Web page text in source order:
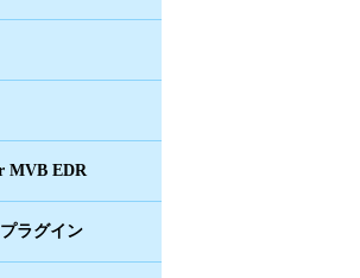
MVB EDR
ラグイン